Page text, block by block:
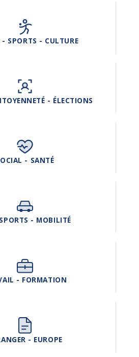
- SPORTS - CULTURE
- ÉLECTIONS
- SANTÉ
- MOBILITÉ
- FORMATION
- EUROPE